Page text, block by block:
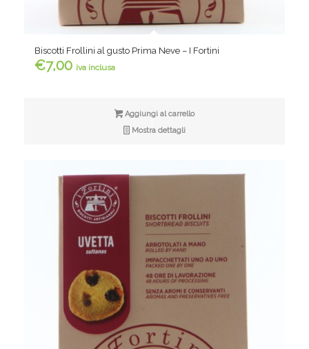
Biscotti Frollini al gusto Prima Neve – I Fortini
€7,00 iva inclusa
Aggiungi al carrello
Mostra dettagli